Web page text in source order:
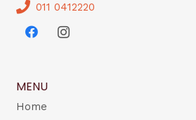
011 0412220
MENU
Home